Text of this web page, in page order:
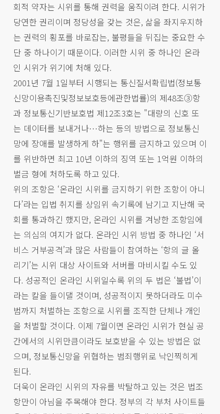
회적 약자는 시위를 통해 권력을 움직이려 한다. 시위가
당연한 권리이며 정당성을 갖는 것은, 삶을 좌지우지하
는 권력의 횡포를 바로잡는, 불평들을 뒤집는 중요한 수
단 중 하나이기 때문이다. 이러한 시위 중 하나인 온라
인 시위가 위기에 처해 있다.
2001년 7월 1일부터 시행되는 통신질서확립법(정보통
신망이용촉진및정보보호등에관한법률)의 제48조③항
과 정보통신기반보호법 제12조3호는 "대량의 신호 또
는 데이터를 보내거나…하는 등의 방법으로 정보통신
망에 장애를 발생하게 하"는 행위를 금지하고 있으며 이
를 위반하면 최고 10년 이하의 징역 또는 1억원 이하의
벌금 형에 처하도록 하고 있다.
위의 조항은 ‘온라인 시위를 금지하기 위한 조항이 아니
다’라는 입법 취지를 상임위 속기록에 남기고 지난해 국
회를 통과하긴 했지만, 온라인 시위를 겨냥한 조항임에
는 의심의 여지가 없다. 온라인 시위 방법 중 하나인 ‘서
비스 거부공격’과 많은 사람들이 참여하는 ‘항의 글 올
리기’는 시위 대상 사이트와 서버를 마비시킬 수도 있
다. 성공적인 온라인 시위일수록 위의 두 법은 ‘불법’이
라는 칼을 들이댈 것이며, 성공적이지 못하더라도 미수
범까지 처벌하는 조항으로 시위를 조직한 단체나 개인
을 처벌할 것이다. 이제 7월이면 온라인 시위가 현실 공
간에서의 시위만큼이라도 보호받을 수 있는 방법은 없
으며, 정보통신망을 위협하는 범죄행위로 낙인찍히게
된다.
더욱이 온라인 시위의 자유를 박탈하고 있는 것은 법조
항만이 아님을 주목해야 한다. 정부의 각 부처 사이트들